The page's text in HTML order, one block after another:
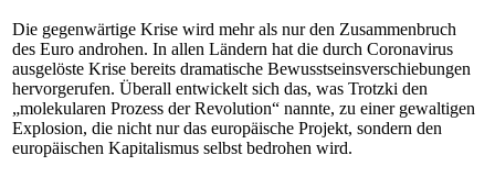
Die gegenwärtige Krise wird mehr als nur den Zusammenbruch
des Euro androhen. In allen Ländern hat die durch Coronavirus
ausgelöste Krise bereits dramatische Bewusstseinsverschiebungen
hervorgerufen. Überall entwickelt sich das, was Trotzki den
„molekularen Prozess der Revolution“ nannte, zu einer gewaltigen
Explosion, die nicht nur das europäische Projekt, sondern den
europäischen Kapitalismus selbst bedrohen wird.